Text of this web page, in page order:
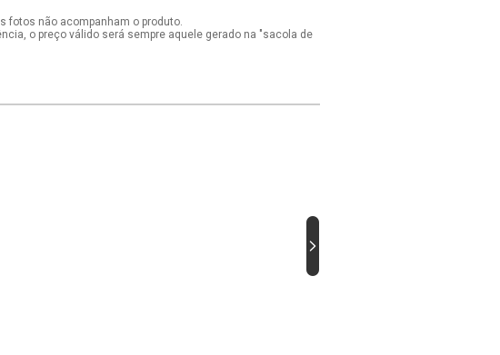
fotos não acompanham o produto.
o preço válido será sempre aquele gerado na "sacola de